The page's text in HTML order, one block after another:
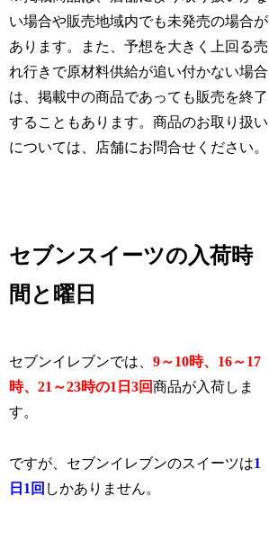
い場合や販売地域内でも未発売の場合が
あります。また、予想を大きく上回る売
れ行きで原材料供給が追い付かない場合
は、掲載中の商品であっても販売を終了
することもあります。商品のお取り扱い
については、店舗にお問合せください。
セブンスイーツの入荷時
間と曜日
セブンイレブンでは、9～10時、16～17
時、21～23時の1日3回商品が入荷しま
す。
ですが、セブンイレブンのスイーツは1
日1回 しかありません。